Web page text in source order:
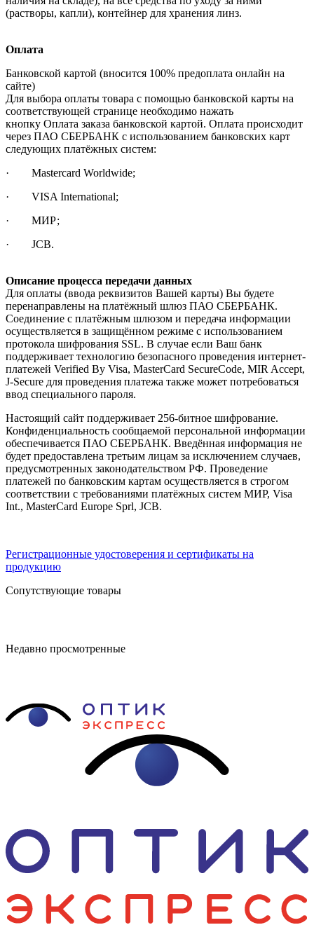
(растворы, капли), контейнер для хранения линз.
Оплата
Банковской картой (вносится 100% предоплата онлайн на
сайте)
Для выбора оплаты товара с помощью банковской карты на
соответствующей странице необходимо нажать
кнопку Оплата заказа банковской картой. Оплата происходит
через ПАО СБЕРБАНК с использованием банковских карт
следующих платёжных систем:
· Mastercard Worldwide;
· VISA International;
· МИР;
· JCB.
Описание процесса передачи данных
Для оплаты (ввода реквизитов Вашей карты) Вы будете
перенаправлены на платёжный шлюз ПАО СБЕРБАНК.
Соединение с платёжным шлюзом и передача информации
осуществляется в защищённом режиме с использованием
протокола шифрования SSL. В случае если Ваш банк
поддерживает технологию безопасного проведения интернет-
платежей Verified By Visa, MasterCard SecureCode, MIR Accept,
J-Secure для проведения платежа также может потребоваться
ввод специального пароля.
Настоящий сайт поддерживает 256-битное шифрование.
Конфиденциальность сообщаемой персональной информации
обеспечивается ПАО СБЕРБАНК. Введённая информация не
будет предоставлена третьим лицам за исключением случаев,
предусмотренных законодательством РФ. Проведение
платежей по банковским картам осуществляется в строгом
соответствии с требованиями платёжных систем МИР, Visa
Int., MasterCard Europe Sprl, JCB.
Регистрационные удостоверения и сертификаты на
продукцию
Сопутствующие товары
Недавно просмотренные